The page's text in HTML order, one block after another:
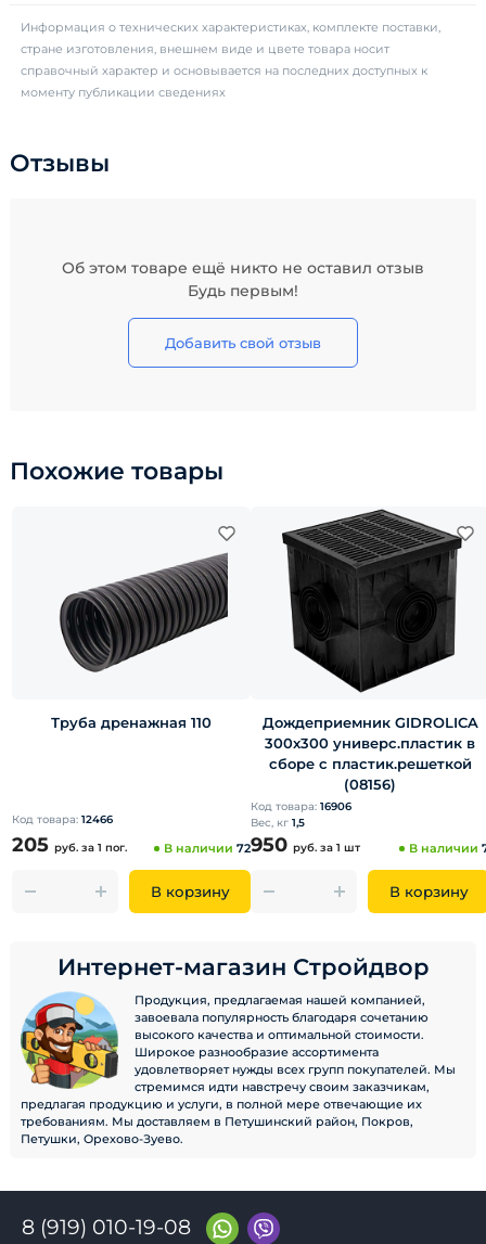
Информация о технических характеристиках, комплекте поставки,
стране изготовления, внешнем виде и цвете товара носит
справочный характер и основывается на последних доступных к
моменту публикации сведениях
Отзывы
Об этом товаре ещё никто не оставил отзыв
Будь первым!
Добавить свой отзыв
Похожие товары
Труба дренажная 110
Код товара: 12466
205 руб. за 1 пог. В наличии 72
В корзину
Дождеприемник GIDROLICA
300х300 универс.пластик в
сборе с пластик.решеткой
(08156)
Код товара: 16906
Вес, кг 1,5
950 руб. за 1 шт В наличии
В корзину
Интернет-магазин Стройдвор
Продукция, предлагаемая нашей компанией,
завоевала популярность благодаря сочетанию
высокого качества и оптимальной стоимости.
Широкое разнообразие ассортимента
удовлетворяет нужды всех групп покупателей. Мы
стремимся идти навстречу своим заказчикам,
предлагая продукцию и услуги, в полной мере отвечающие их
требованиям. Мы доставляем в Петушинский район, Покров,
Петушки, Орехово-Зуево.
8 (919) 010-19-08